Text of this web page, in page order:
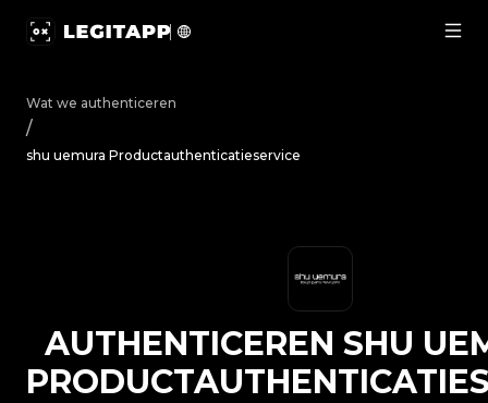
Wat we authenticeren
/
shu uemura Productauthenticatieservice
AUTHENTICEREN SHU